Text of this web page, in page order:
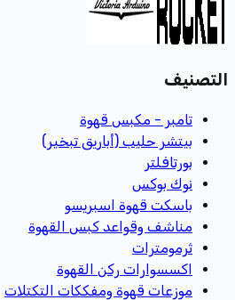
التصنيف
تامبر - مكبس قهوة
بيتشر حليب (أباريق تبخير)
بورتافلتر
نوك بوكس
باسكت قهوة اسبريسو
مناشف وقواعد كبس القهوة
ثرمومترات
اكسسوارات ركن القهوة
موزعات قهوة ومفككات التكتلات